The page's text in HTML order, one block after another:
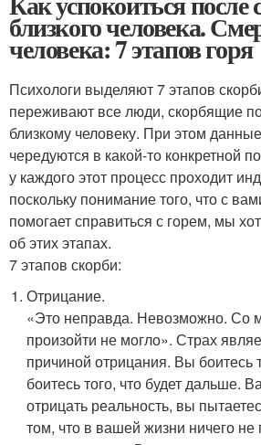
близкого человека.
человека: 7 этапов горя
Психологи выделяют 7 этапов
переживают все люди, скорбящие
близкому человеку. При этом
чередуются в какой-то конкретной
у каждого этот процесс проходит
поскольку понимание того, что с
помогает справиться с горем, мы
об этих этапах.
7 этапов скорби:
Отрицание.
«Это неправда. Невозможно. Со
произойти не могло». Страх
причиной отрицания. Вы боитесь
боитесь того, что будет дальше.
отрицать реальность, вы
том, что в вашей жизни ничего